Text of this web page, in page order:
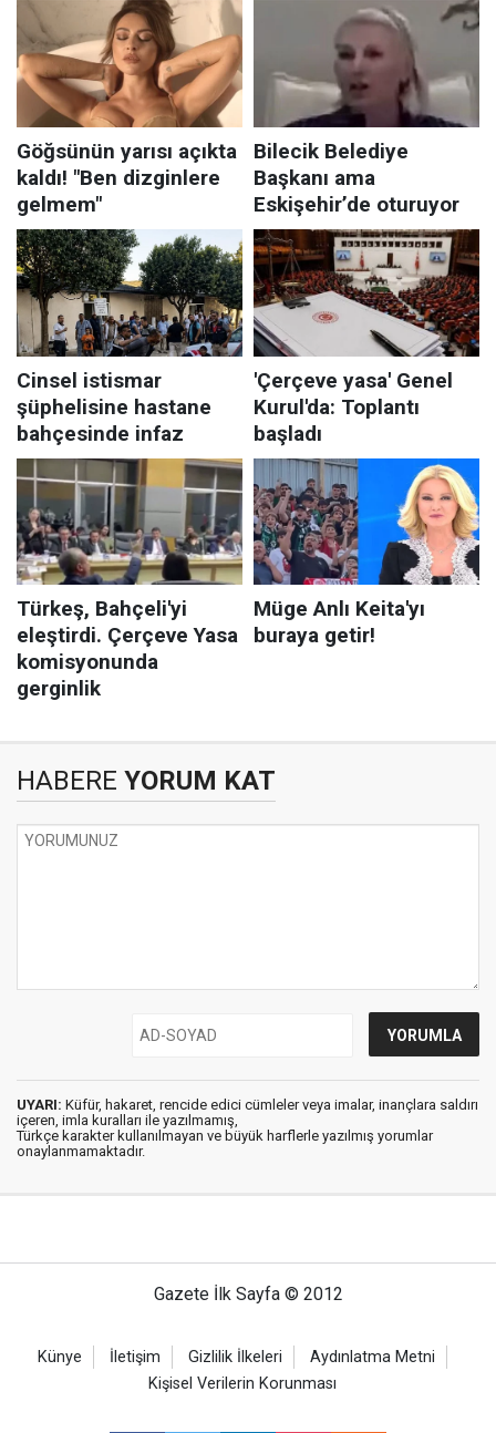
HABERE YORUM KAT
UYARI: Küfür, hakaret, rencide edici cümleler veya imalar, inançlara saldırı
içeren, imla kuralları ile yazılmamış,
Türkçe karakter kullanılmayan ve büyük harflerle yazılmış yorumlar
onaylanmamaktadır.
Gazete İlk Sayfa © 2012
Künye İletişim Gizlilik İlkeleri
Aydınlatma Metni
Kişisel Verilerin Korunması